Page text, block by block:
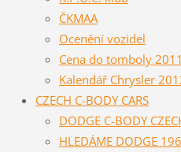
ČKMAA
Ocenění vozidel
Cena do tomboly 2011
Kalendář Chrysler
CZECH C-BODY CARS
DODGE C-BODY
HLEDÁME DODGE